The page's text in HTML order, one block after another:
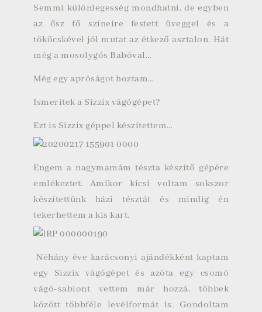
Semmi különlegesség mondhatni, de egyben
az ősz fő színeire festett üveggel és a
tököcskével jól mutat az étkező asztalon. Hát
még a mosolygós Babóval…
Még egy apróságot hoztam…
Ismeritek a Sizzix vágógépet?
Ezt is Sizzix géppel készítettem…
Engem a nagymamám tészta készítő gépére
emlékeztet. Amikor kicsi voltam sokszor
készítettünk házi tésztát és mindig én
tekerhettem a kis kart.
Néhány éve karácsonyi ajándékként kaptam
egy Sizzix vágógépet és azóta egy csomó
vágó-sablont vettem már hozzá, többek
között többféle levélformát is. Gondoltam